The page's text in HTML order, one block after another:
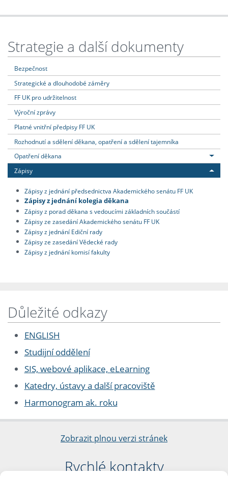
Strategie a další dokumenty
Bezpečnost
Strategické a dlouhodobé záměry
FF UK pro udržitelnost
Výroční zprávy
Platné vnitřní předpisy FF UK
Rozhodnutí a sdělení děkana, opatření a sdělení tajemníka
Opatření děkana
Zápisy
Zápisy z jednání předsednictva Akademického senátu FF UK
Zápisy z jednání kolegia děkana
Zápisy z porad děkana s vedoucími základních součástí
Zápisy ze zasedání Akademického senátu FF UK
Zápisy z jednání Ediční rady
Zápisy ze zasedání Vědecké rady
Zápisy z jednání komisí fakulty
Důležité odkazy
ENGLISH
Studijní oddělení
SIS, webové aplikace, eLearning
Katedry, ústavy a další pracoviště
Harmonogram ak. roku
Zobrazit plnou verzi stránek
Rychlé kontakty